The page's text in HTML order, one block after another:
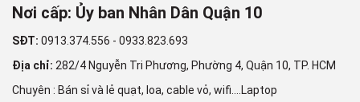
Nơi cấp: Ủy ban Nhân Dân Quận 10
SĐT: 0913.374.556 - 0933.823.693
Địa chỉ: 282/4 Nguyễn Tri Phương, Phường 4, Quận 10, TP. HCM
Chuyên : Bán sỉ và lẻ quạt, loa, cable vỏ, wifi....Laptop